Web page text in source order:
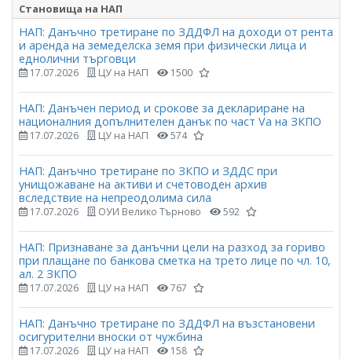
Становища на НАП
НАП: Данъчно третиране по ЗДДФЛ на доходи от рента
и аренда на земеделска земя при физически лица и
еднолични търговци
17.07.2026 ЦУ на НАП 1500
НАП: Данъчен период и срокове за деклариране на
националния допълнителен данък по част Vа на ЗКПО
17.07.2026 ЦУ на НАП 574
НАП: Данъчно третиране по ЗКПО и ЗДДС при
унищожаване на активи и счетоводен архив
вследствие на непреодолима сила
17.07.2026 ОУИ Велико Търново 592
НАП: Признаване за данъчни цели на разход за гориво
при плащане по банкова сметка на трето лице по чл. 10,
ал. 2 ЗКПО
17.07.2026 ЦУ на НАП 767
НАП: Данъчно третиране по ЗДДФЛ на възстановени
осигурителни вноски от чужбина
17.07.2026 ЦУ на НАП 158